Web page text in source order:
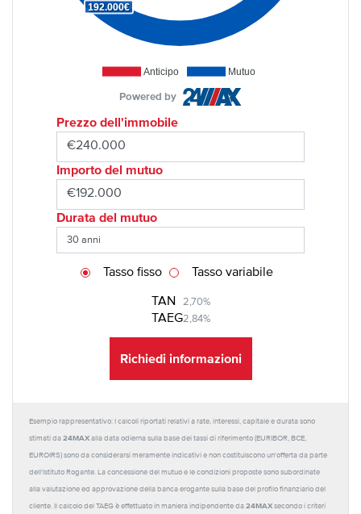
Anticipo Mutuo
192.000€
Powered by
Prezzo dell'immobile
Importo del mutuo
Durata del mutuo
TAN 2,70%
TAEG2,84%
Tasso fisso Tasso variabile
Richiedi informazioni
Esempio rappresentativo: I calcoli riportati relativi a rate, interessi, capitale e durata sono
stimati da 24MAX alla data odierna sulla base dei tassi di riferimento (EURIBOR, BCE,
EUROIRS) sono da considerarsi meramente indicativi e non costituiscono un'offerta da parte
dell'Istituto Rogante. La concessione del mutuo e le condizioni proposte sono subordinate
alla valutazione ed approvazione della banca erogante sulla base del profilo finanziario del
cliente. Il calcolo del TAEG è effettuato in maniera indipendente da 24MAX secondo i criteri